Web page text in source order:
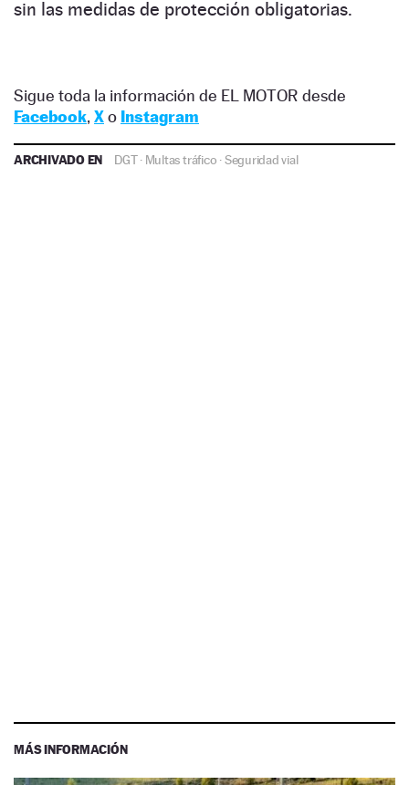
sin las medidas de protección obligatorias.
Sigue toda la información de EL MOTOR desde
Facebook, Xo Instagram
ARCHIVADO EN DGT· Multas tráfico ·Seguridad vial
MÁS INFORMACIÓN